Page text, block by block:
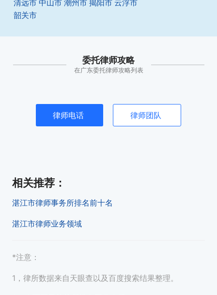
清远市 中山市 潮州市 揭阳市 云浮市
韶关市
委托律师攻略
在广东委托律师攻略列表
律师电话 律师团队
相关推荐 ：
湛江市律师事务所排名前十名
湛江市律师业务领域
*注意：
1，律所数据来自天眼查以及百度搜索结果整理。